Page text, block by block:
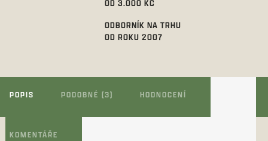
OD 3.000 KČ
ODBORNÍK NA TRHU
OD ROKU 2007
POPIS PODOBNÉ (3) HODNOCENÍ
KOMENTÁŘE